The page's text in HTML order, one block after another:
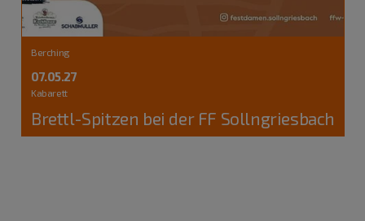
Berching
07.05.27
Kabarett
Brettl-Spitzen bei der FF Sollngriesbach